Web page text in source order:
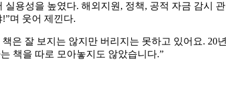
용성을 높였다. 해외지원, 정책, 공적 자금 감시
며 웃어 제낀다.
은 잘 보지는 않지만 버리지는 못하고 있어요. 20
책을 따로 모아놓지도 않았습니다.”